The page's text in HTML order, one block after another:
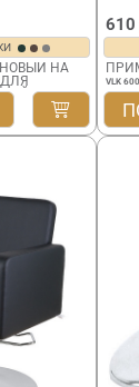
НА
610
VLK